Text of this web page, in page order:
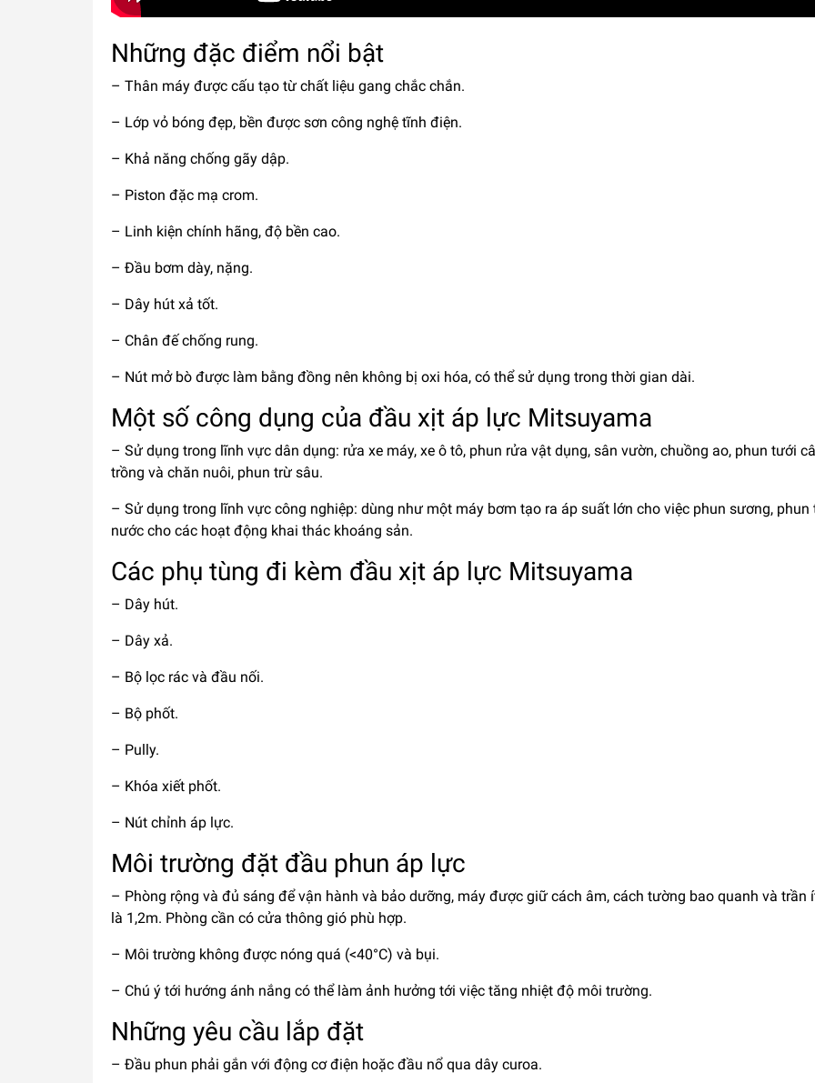
Những đặc điểm nổi bật
– Thân máy được cấu tạo từ chất liệu gang chắc chắn.
– Lớp vỏ bóng đẹp, bền được sơn công nghệ tĩnh điện.
– Khả năng chống gãy dập.
– Piston đặc mạ crom.
– Linh kiện chính hãng, độ bền cao.
– Đầu bơm dày, nặng.
– Dây hút xả tốt.
– Chân đế chống rung.
– Nút mở bò được làm bằng đồng nên không bị oxi hóa, có thể sử dụng trong thời gian dài.
Một số công dụng của đầu xịt áp lực Mitsuyama
– Sử dụng trong lĩnh vực dân dụng: rửa xe máy, xe ô tô, phun rửa vật dụng, sân vườn, chuồng ao, phun tưới
trồng và chăn nuôi, phun trừ sâu.
– Sử dụng trong lĩnh vực công nghiệp: dùng như một máy bơm tạo ra áp suất lớn cho việc phun sương, phun
nước cho các hoạt động khai thác khoáng sản.
Các phụ tùng đi kèm đầu xịt áp lực Mitsuyama
– Dây hút.
– Dây xả.
– Bộ lọc rác và đầu nối.
– Bộ phốt.
– Pully.
– Khóa xiết phốt.
– Nút chỉnh áp lực.
Môi trường đặt đầu phun áp lực
– Phòng rộng và đủ sáng để vận hành và bảo dưỡng, máy được giữ cách âm, cách tường bao quanh và trần
là 1,2m. Phòng cần có cửa thông gió phù hợp.
– Môi trường không được nóng quá (<40°C) và bụi.
– Chú ý tới hướng ánh nắng có thể làm ảnh hưởng tới việc tăng nhiệt độ môi trường.
Những yêu cầu lắp đặt
– Đầu phun phải gắn với động cơ điện hoặc đầu nổ qua dây curoa.